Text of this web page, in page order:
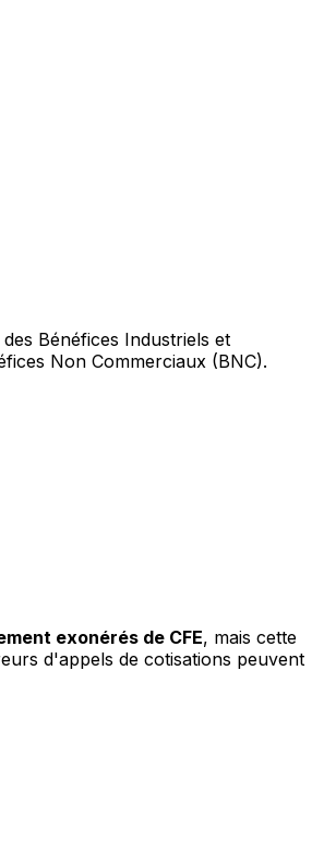
Bénéfices Industriels et
Non Commerciaux (BNC).
exonérés de CFE, mais cette
d'appels de cotisations peuvent